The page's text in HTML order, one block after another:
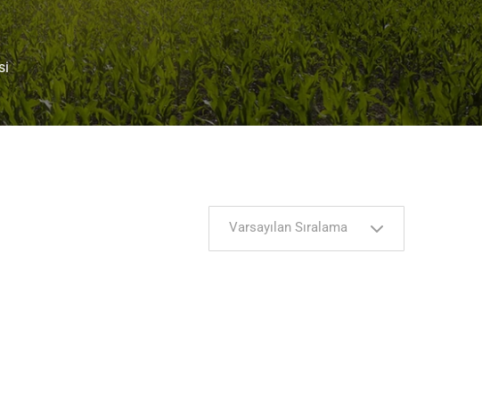
Varsayılan Sıralama